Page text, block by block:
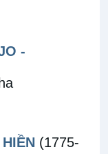
-
(1775-